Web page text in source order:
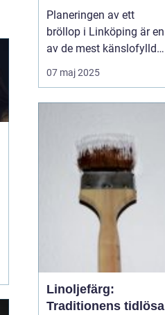
oförglömliga
minnen
Planeringen av ett
bröllop i Linköping är en
av de mest känslofyllda
och detaljerade
perioderna i livet. Från
säkerställa att gäster...
07 maj 2025
Linoljefärg:
Traditionens tidlösa